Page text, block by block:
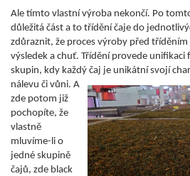
Ale tímto vlastní výroba nekončí. Po
důležitá část a to třídění čaje do
zdůraznit, že proces výroby před
výsledek a chuť. Třídění provede
skupin, kdy každý čaj je unikátní svojí
nálevu či vůni. A
zde potom již
pochopíte, že
vlastně
mluvíme-li o
jedné skupině
čajů, zde black